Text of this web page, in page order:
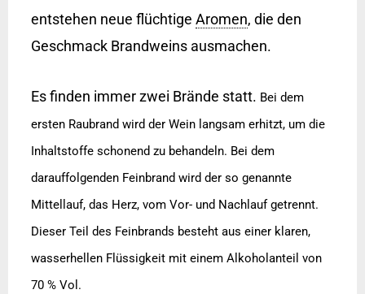
entstehen neue flüchtige Aromen, die den
Geschmack Brandweins ausmachen.
Es finden immer zwei Brände statt. Bei dem
ersten Raubrand wird der Wein langsam erhitzt, um die
Inhaltstoffe schonend zu behandeln. Bei dem
darauffolgenden Feinbrand wird der so genannte
Mittellauf, das Herz, vom Vor- und Nachlauf getrennt.
Dieser Teil des Feinbrands besteht aus einer klaren,
wasserhellen Flüssigkeit mit einem Alkoholanteil von
70 % Vol.